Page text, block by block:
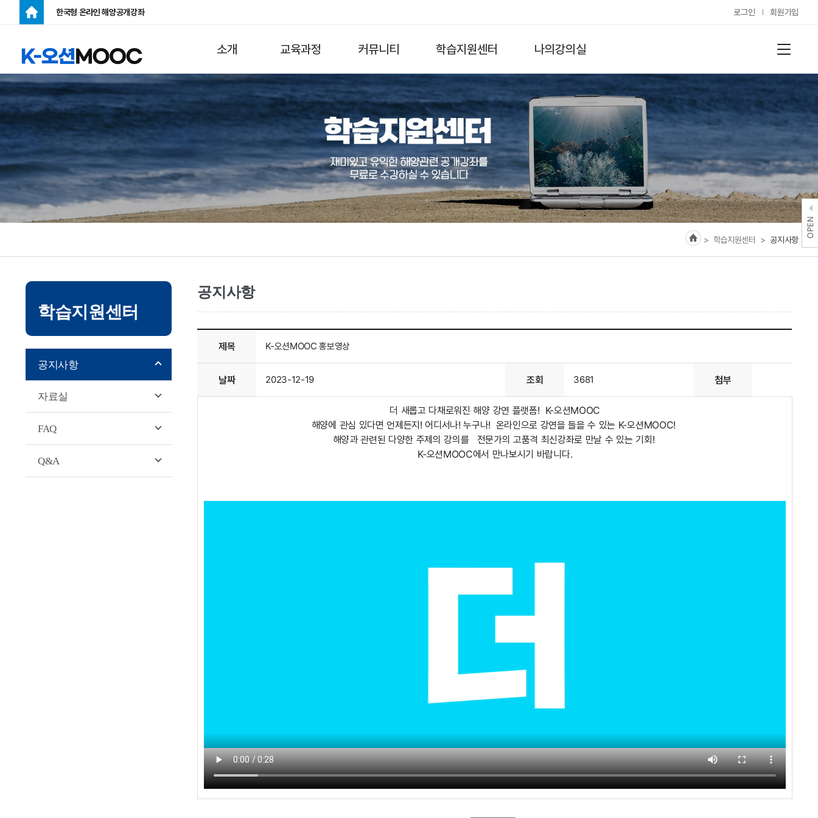
한국형 온라인 해양공개강좌 로그인 회원가입
소개
란?
교육과정
전체
해양과학·환경
해양영토·역사
해양산업
해양문화
해양진로
커뮤니티
수강후기
이벤트
자유게시판
학습지원센터
공지사항
자료실
FAQ
Q&A
나의강의실
> 학습지원센터 > 공지사항
서브
본문영역
학습지원센터
공지사항
자료실
FAQ
Q&A
공지사항
제목 K-오션MOOC 홍보영상
날짜 2023-12-19 조회 3681 첨부
더 새롭고 다채로워진 해양 강연 플랫폼! K-오션MOOC
해양에 관심 있다면 언제든지! 어디서나! 누구나! 온라인으로 강연을 들을 수 있는 K-오션MOOC!
해양과 관련된 다양한 주제의 강의를
전문가의 고품격 최신강좌로 만날 수 있는 기회!
K-오션MOOC에서 만나보시기 바랍니다.
더